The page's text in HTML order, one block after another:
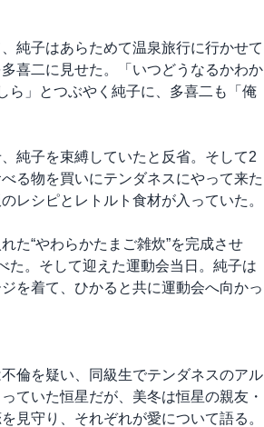
純子はあらためて温泉旅行に行かせて
喜二に見せた。「いつどうなるかわか
ら」とつぶやく純子に、多喜二も「俺
純子を束縛していたと反省。そして2
る物を買いにテンダネスにやって来た
レシピとレトルト食材が入っていた。
た“やわらかたまご雑炊”を完成させ
た。そして迎えた運動会当日。純子は
を着て、ひかると共に運動会へ向かっ
倫を疑い、同級生でテンダネスのアル
ていた恒星だが、美冬は恒星の親友・
見守り、それぞれが愛について語る。